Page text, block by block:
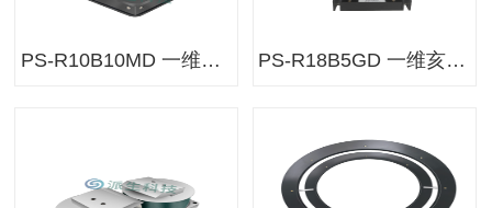
PS-R10B10MD 一维亥姆霍兹线圈 PS-R18B5GD 一维亥姆霍兹线圈